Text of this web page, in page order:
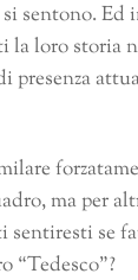
sentono. Ed
la loro storia
presenza
ma per
sentiresti se
“Tedesco”?